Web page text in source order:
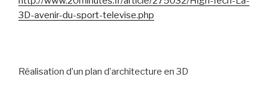
3D-avenir-du-sport-televise.php
Réalisation d’un plan d’architecture en 3D